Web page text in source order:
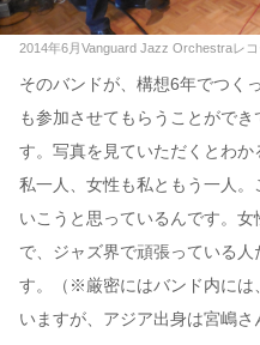
2014年6月Vanguard Jazz Orchestraレ
そのバンドが、構想6年でつく
も参加させてもらうことがで
す。写真を見ていただくとわ
私一人、女性も私ともう一人
いこうと思っているんです。
で、ジャズ界で頑張っている
す。（※厳密にはバンド内には
いますが、アジア出身は宮嶋さ